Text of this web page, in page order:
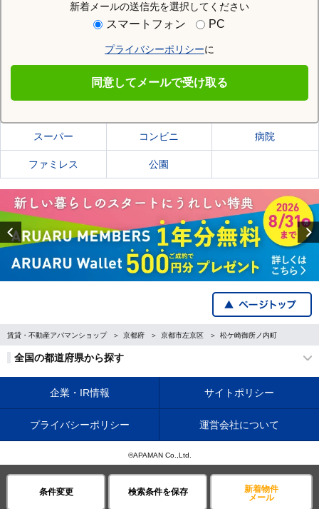
条件変更 検索条件を保存
新着物件
メール
新着メールの送信先を選択してください
スマートフォン PC
プライバシーポリシーに
同意してメールで受け取る
住む街研究所で京都市左京区の情報を見る
京都市左京区の施設一覧
スーパー コンビニ 病院
ファミレス 公園
Previous
賃貸・不動産アパマンショップ 京都府 京都市左京区 松ケ崎御所ノ内町
全国の都道府県から探す
企業・IR情報 サイトポリシー
プライバシーポリシー 運営会社について
©APAMAN Co.,Ltd.